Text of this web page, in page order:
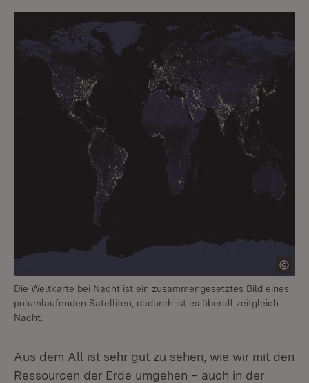
Die Weltkarte bei Nacht ist ein zusammengesetztes Bild eines
polumlaufenden Satelliten, dadurch ist es überall zeitgleich
Nacht.
Aus dem All ist sehr gut zu sehen, wie wir mit den
Ressourcen der Erde umgehen – auch in der